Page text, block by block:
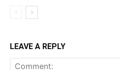
LEAVE A REPLY